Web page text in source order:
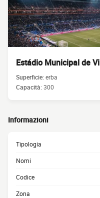
Estádio Municipal de
Superficie:erba
Capacità:300
Informazioni
Tipologia
Nomi
Codice
Zona